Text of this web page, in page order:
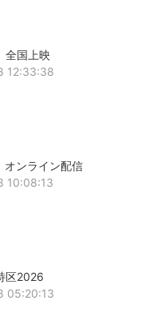
全国上映
12:33:38
オンライン配信
10:08:13
区2026
05:20:13